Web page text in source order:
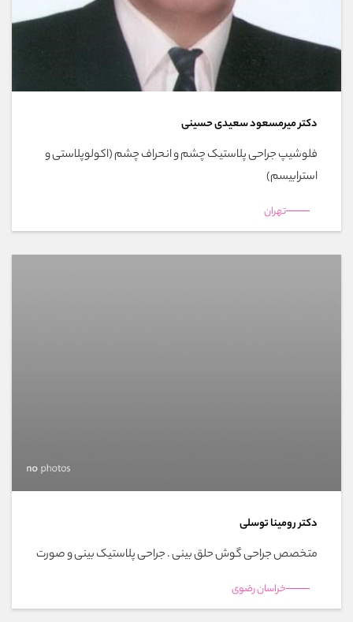
دکتر میرمسعود سعیدی حسینی
فلوشیپ جراحی پلاستیک چشم و انحراف چشم (اکولوپلاستی و
استرابیسم)
تهران
دکتر رومینا توسلی
متخصص جراحی گوش حلق بینی . جراحی پلاستیک بینی و صورت
خراسان رضوی